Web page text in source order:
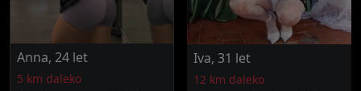
Anna, 24 let
5 km daleko
Iva, 31 let
12 km daleko